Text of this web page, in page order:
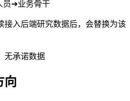
员➔业务骨干
接入后端研究数据后，会替换为该
无承诺数据
向